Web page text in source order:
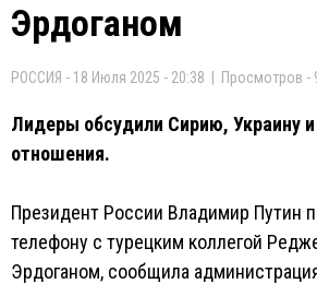
Эрдоганом
РОССИЯ - 18 Июля 2025 - 20:38 | Просмотров -
Лидеры обсудили Сирию, Украину
отношения.
Президент России Владимир Путин
телефону с турецким коллегой
Эрдоганом, сообщила